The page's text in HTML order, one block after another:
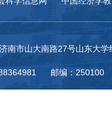
市山大南路27号山东大学
邮编：250100